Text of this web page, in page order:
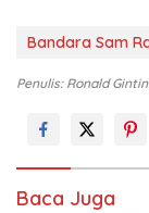
Bandara Sam
Penulis: Ronald
Baca Juga